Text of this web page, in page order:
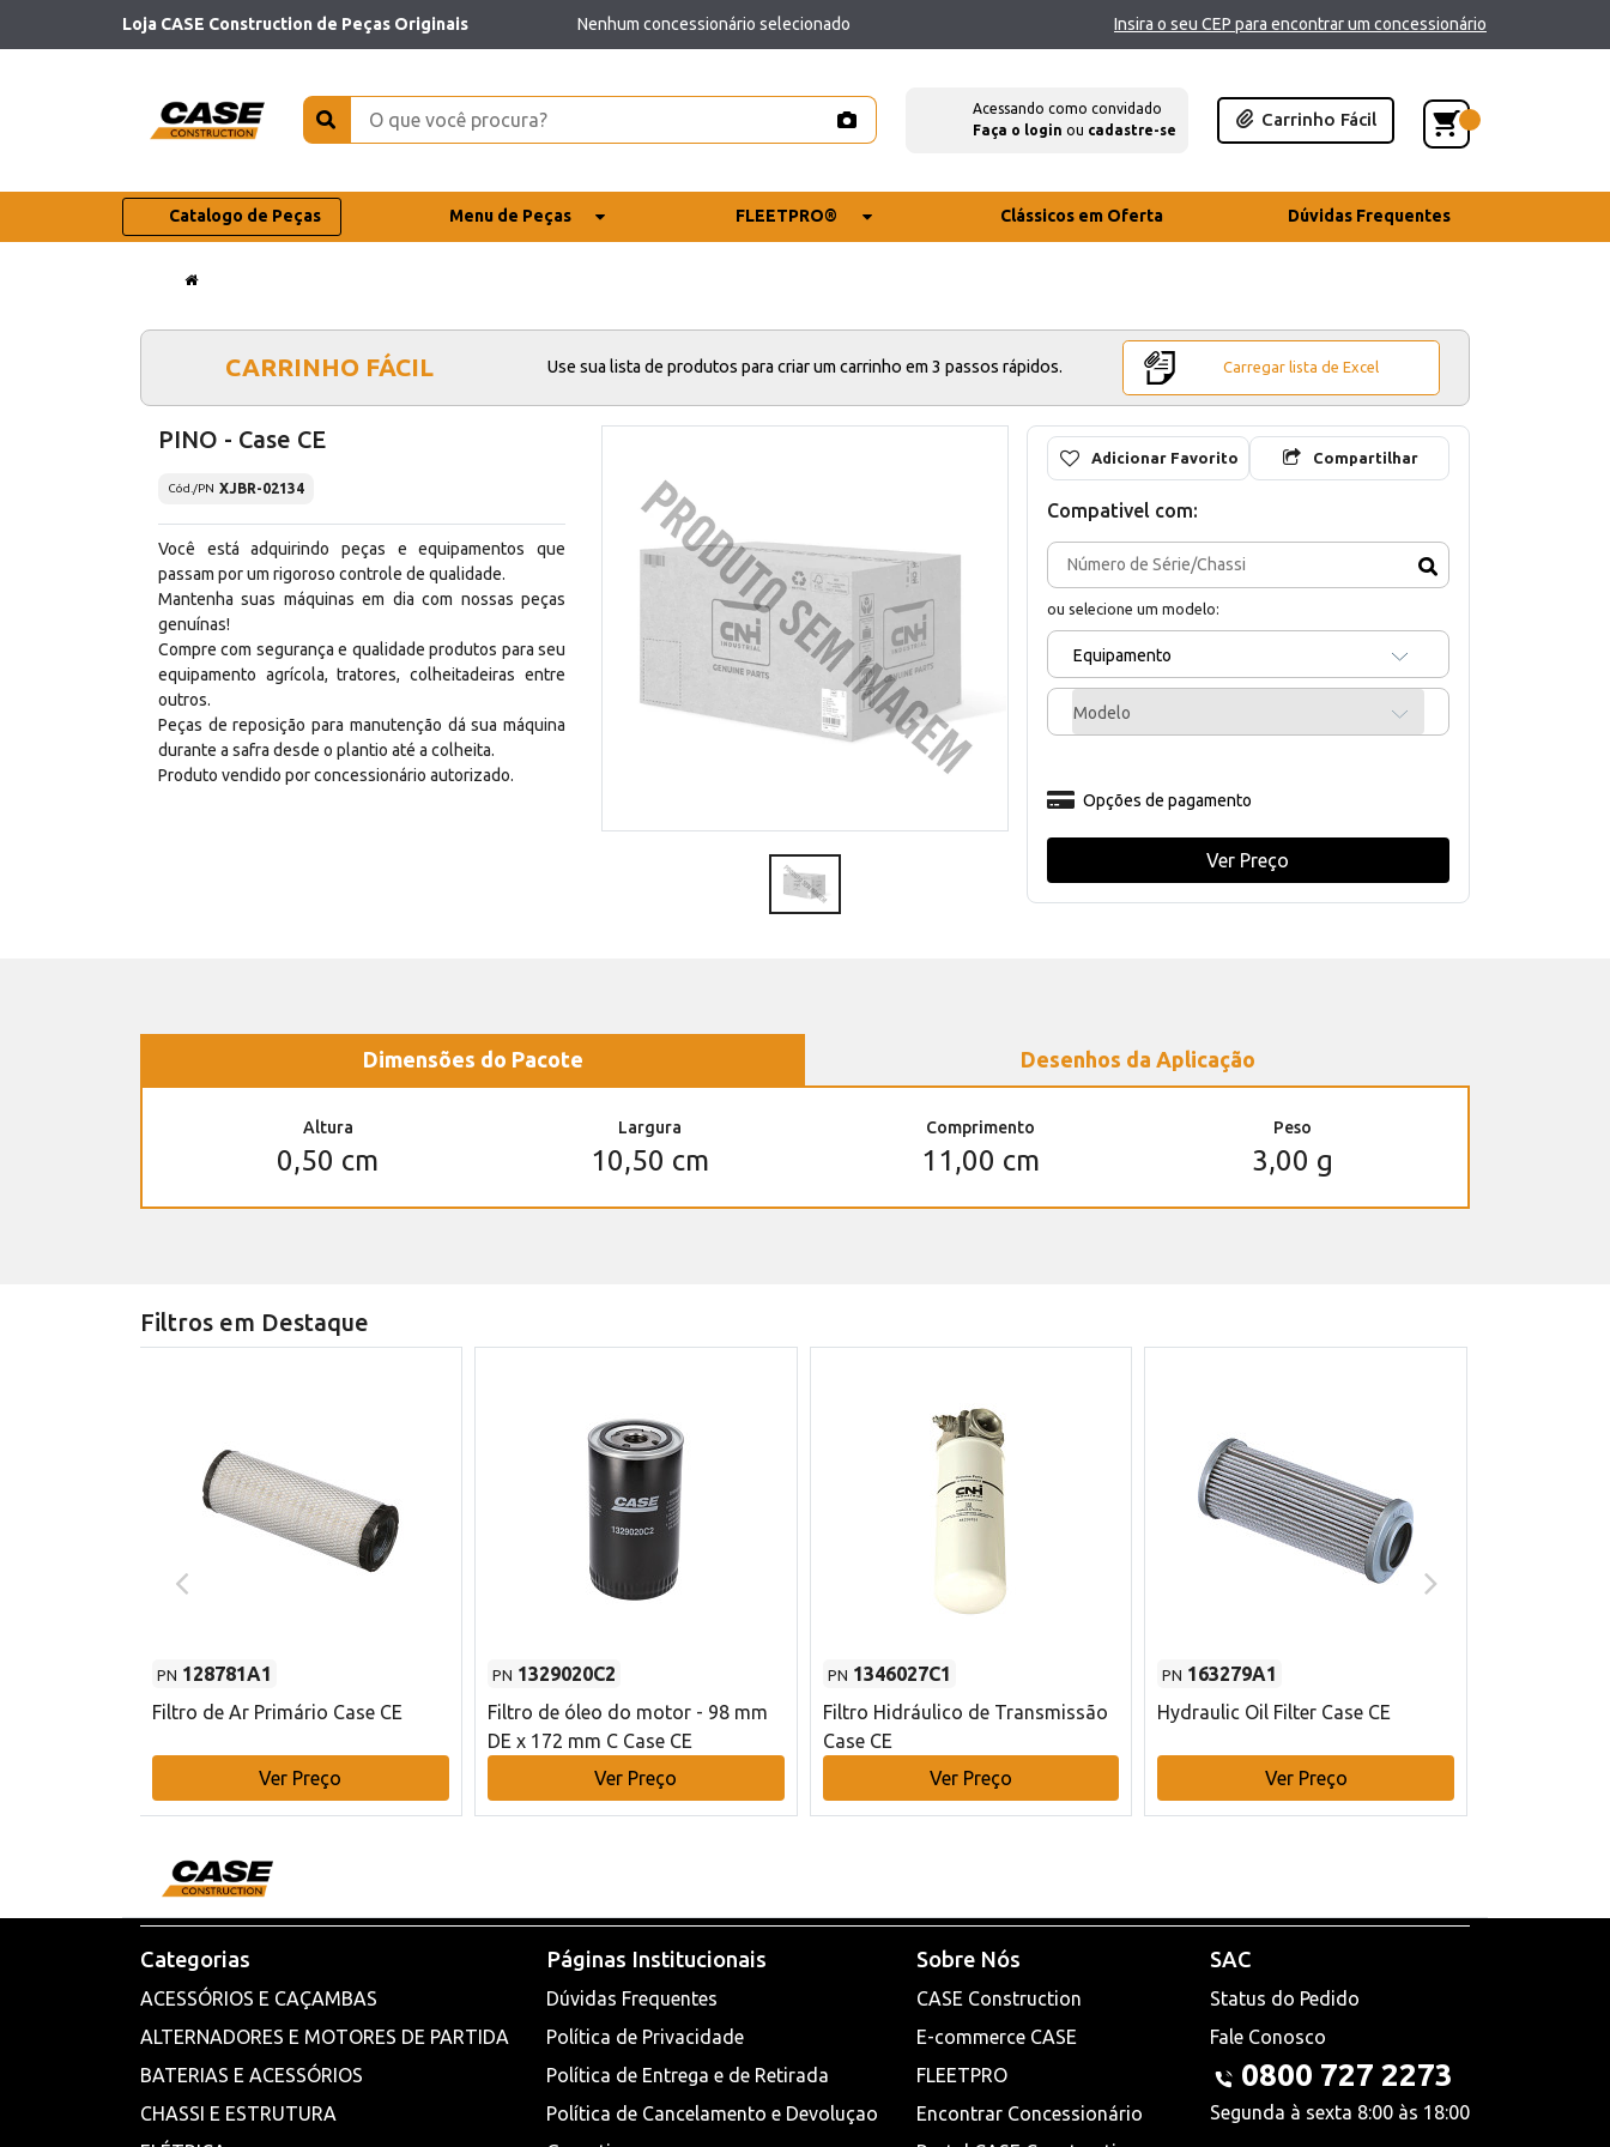
Loja CASE Construction de Peças Originais Nenhum concessionário selecionado Insira o seu CEP para encontrar um concessionário
Acessando como convidado
Faça o login ou cadastre-se
Carrinho Fácil
Catalogo de Peças Menu de Peças FLEETPRO® Clássicos em Oferta Dúvidas Frequentes
CARRINHO FÁCIL Use sua lista de produtos para criar um carrinho em 3 passos rápidos. Carregar lista de Excel
PINO - Case CE
Cód./PN XJBR-02134
Você está adquirindo peças e equipamentos que
passam por um rigoroso controle de qualidade.
Mantenha suas máquinas em dia com nossas peças
genuínas!
Compre com segurança e qualidade produtos para seu
equipamento agrícola, tratores, colheitadeiras entre
outros.
Peças de reposição para manutenção dá sua máquina
durante a safra desde o plantio até a colheita.
Produto vendido por concessionário autorizado.
Adicionar Favorito Compartilhar
Compativel com:
ou selecione um modelo:
Equipamento
Modelo
Opções de pagamento
Ver Preço
Dimensões do Pacote Desenhos da Aplicação
Altura
0,50 cm
Largura
10,50 cm
Comprimento
11,00 cm
Peso
3,00 g
Filtros em Destaque
PN 128781A1
Filtro de Ar Primário Case CE
Ver Preço
PN 1329020C2
Filtro de óleo do motor - 98 mm
DE x 172 mm C Case CE
Ver Preço
PN 1346027C1
Filtro Hidráulico de Transmissão
Case CE
Ver Preço
PN 163279A1
Hydraulic Oil Filter Case CE
Ver Preço
Categorias
ACESSÓRIOS E CAÇAMBAS
ALTERNADORES E MOTORES DE PARTIDA
BATERIAS E ACESSÓRIOS
CHASSI E ESTRUTURA
Páginas Institucionais
Dúvidas Frequentes
Política de Privacidade
Política de Entrega e de Retirada
Política de Cancelamento e Devoluçao
Sobre Nós
CASE Construction
E-commerce CASE
FLEETPRO
Encontrar Concessionário
SAC
Status do Pedido
Fale Conosco
0800 727 2273
Segunda à sexta 8:00 às 18:00